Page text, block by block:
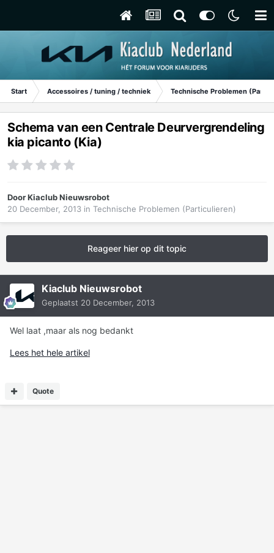
Start Accessoires / tuning / techniek Technische Problemen
Schema van een Centrale Deurvergrendeling
kia picanto (Kia)
DoorKiaclub Nieuwsrobot
20 December, 2013 in Technische Problemen (Particulieren)
Reageer hier op dit topic
Kiaclub Nieuwsrobot
Geplaatst 20 December, 2013
Wel laat ,maar als nog bedankt
Lees het hele artikel
Quote